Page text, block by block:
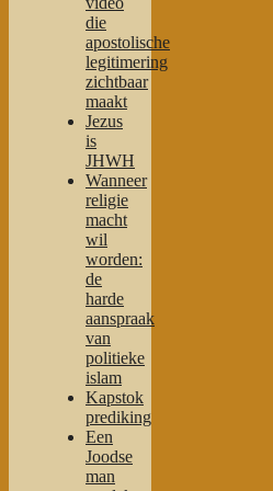
die
apostolische
legitimering
zichtbaar
maakt
Jezus
is
JHWH
Wanneer
religie
macht
wil
worden:
de
harde
aanspraak
van
politieke
islam
Kapstok
prediking
Een
Joodse
man